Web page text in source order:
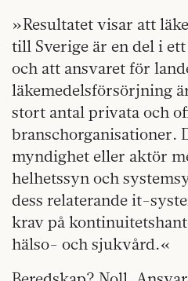
»Resultatet visar att
till Sverige är en del i
och att ansvaret för
läkemedelsförsörjning
stort antal privata och
branschorganisationer.
myndighet eller aktör
helhetssyn och
dess relaterande it-
krav på
hälso- och sjukvård.«